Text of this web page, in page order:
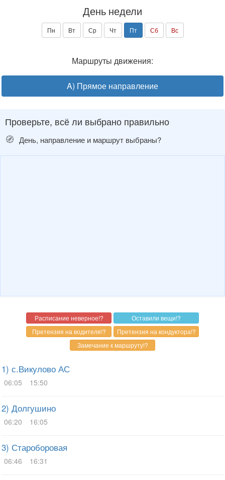
День недели
Пн Вт Ср Чт Пт Сб Вс
Маршруты движения:
A) Прямое направление
Проверьте, всё ли выбрано правильно
🧭 День, направление и маршрут выбраны?
1) с.Викулово АС
06:05 15:50
2) Долгушино
06:20 16:05
3) Староборовая
06:46 16:31